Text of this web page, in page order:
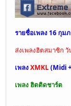
รายชื่อเพลง 16 กุม
ส่งเพลงฮิตสมาชิก
เพลง XMKL (Midi
เพลง ฮิตติดชาร์ต